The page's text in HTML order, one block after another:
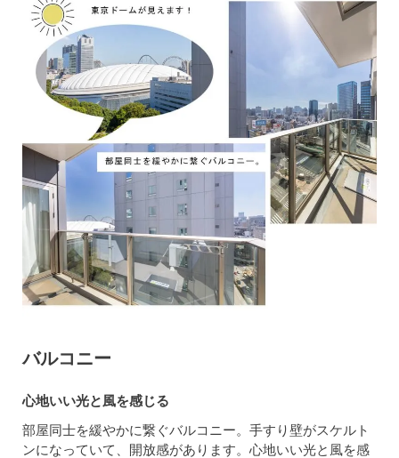
バルコニー
心地いい光と風を感じる
部屋同士を緩やかに繋ぐバルコニー。手すり壁がスケルト
ンになっていて、開放感があります。心地いい光と風を感